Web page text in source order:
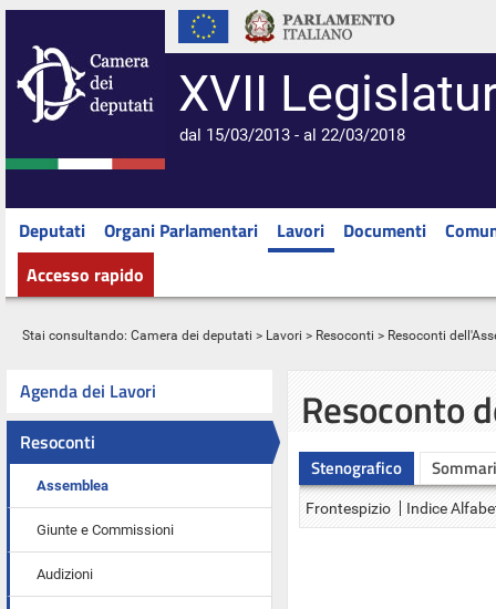
XVII
dal 15/03/2013 - al 22/03/2018
Deputati Organi Parlamentari Lavori Documenti
Accesso rapido
Stai consultando: Camera dei deputati > Lavori > Resoconti > Resoconti
Agenda dei Lavori
Resoconti
Assemblea
Giunte e Commissioni
Audizioni
Resoconto
Stenografico
Frontespizio Indice